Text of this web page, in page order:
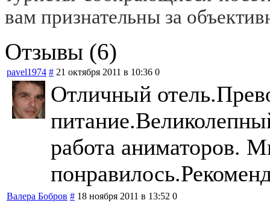
вам признательны за
Отзывы (6)
pavel1974 # 21 октября 2011 в 10:36 0
Отличный
работа аниматоров.
Валера Бобров # 18 ноября 2011 в 13:52 0